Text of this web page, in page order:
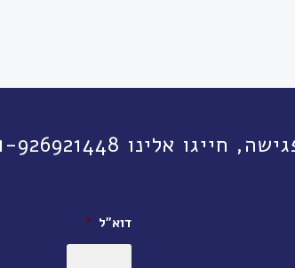
926921448+ או השאירו פרטים:
דוא״ל *